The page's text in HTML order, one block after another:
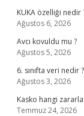
KUKA özelliği nedir
Ağustos 6, 2026
Avcı kovuldu mu ?
Ağustos 5, 2026
6. sınıfta veri nedir ?
Ağustos 3, 2026
Kasko hangi
Temmuz 24, 2026